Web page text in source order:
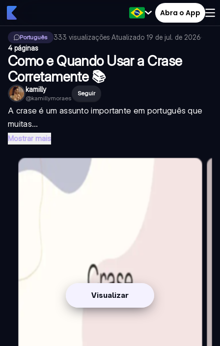
Abra o App
Português 333 visualizações·Atualizado 19 de jul. de 2026·
4 páginas
Como e Quando Usar a Crase
Corretamente 📚
kamilly
@kamillymoraes
Seguir
A crase é um assunto importante em português que
muitas...
Mostrar mais
Visualizar